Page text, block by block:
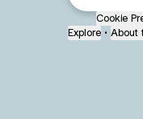
Cookie
Explore • About